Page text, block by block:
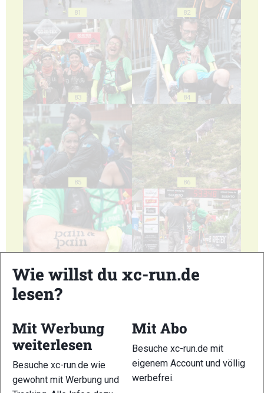
81 82
83 84
85 86
87 88
89 90
Wie willst du xc-run.de
lesen?
Mit Werbung
weiterlesen
Besuche xc-run.de wie
gewohnt mit Werbung und
Mit Abo
Besuche xc-run.de mit
eigenem Account und völlig
werbefrei.